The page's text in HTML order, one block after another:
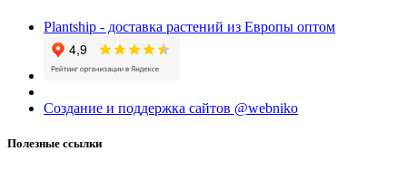
Plantship - доставка растений из Европы оптом
Создание и поддержка сайтов @webniko
Полезные ссылки